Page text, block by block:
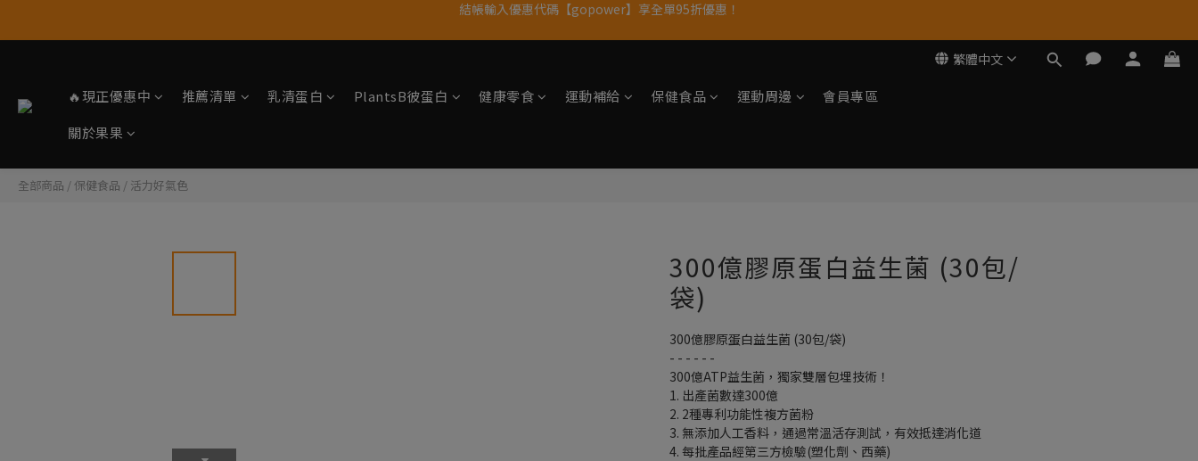
果果11歲慶｜App 下單享 5% 購物金回饋
11歲慶好禮｜買 500g/1kg 指定乳清2包贈品牌毛巾
繁體中文
🔥現正優惠中 推薦清單 乳清蛋白 PlantsB彼蛋白 健康零食 運動補給 保健食品 運動周邊
會員專區
關於果果
全部商品 /保健食品 / 活力好氣色
300億膠原蛋白益生菌 (30包/
袋)
300億膠原蛋白益生菌 (30包/袋)
- - - - - -
300億ATP益生菌，獨家雙層包埋技術！
1. 出產菌數達300億
2. 2種專利功能性複方菌粉
3. 無添加人工香料，通過常溫活存測試，有效抵達消化道
4. 每批產品經第三方檢驗(塑化劑、西藥)